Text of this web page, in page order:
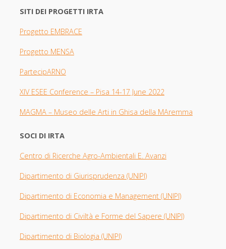
SITI DEI PROGETTI IRTA
Progetto EMBRACE
Progetto MENSA
PartecipARNO
XIV ESEE Conference – Pisa 14-17 June 2022
MAGMA – Museo delle Arti in Ghisa della MAremma
SOCI DI IRTA
Centro di Ricerche Agro-Ambientali E. Avanzi
Dipartimento di Giurisprudenza (UNIPI​)
Dipartimento di Economia e Management (UNIPI)
Dipartimento di Civiltà e Forme del Sapere (UNIPI)
Dipartimento di Biologia (UNIPI)